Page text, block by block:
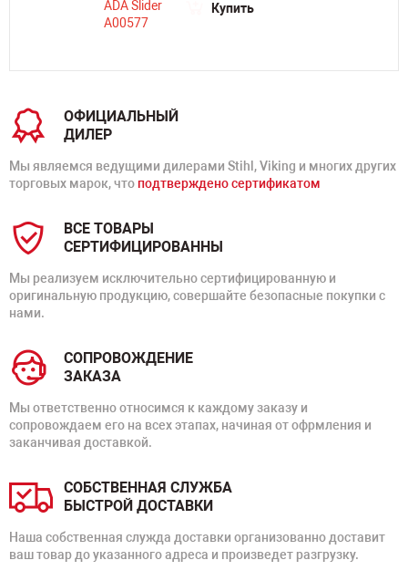
Купить
ОФИЦИАЛЬНЫЙ
ДИЛЕР
Мы являемся ведущими дилерами Stihl, Viking и многих других
торговых марок, что подтверждено сертификатом
ВСЕ ТОВАРЫ
СЕРТИФИЦИРОВАННЫ
Мы реализуем исключительно сертифицированную и
оригинальную продукцию, совершайте безопасные покупки с
нами.
СОПРОВОЖДЕНИЕ
ЗАКАЗА
Мы ответственно относимся к каждому заказу и
сопровождаем его на всех этапах, начиная от офрмления и
заканчивая доставкой.
СОБСТВЕННАЯ СЛУЖБА
БЫСТРОЙ ДОСТАВКИ
Наша собственная служда доставки организованно доставит
ваш товар до указанного адреса и произведет разгрузку.